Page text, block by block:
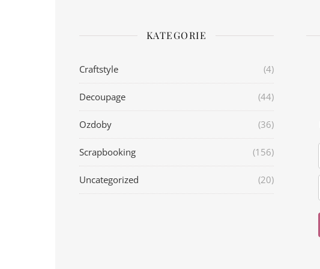
KATEGORIE
Craftstyle (4)
Decoupage (44)
Ozdoby (36)
Scrapbooking (156)
Uncategorized (20)